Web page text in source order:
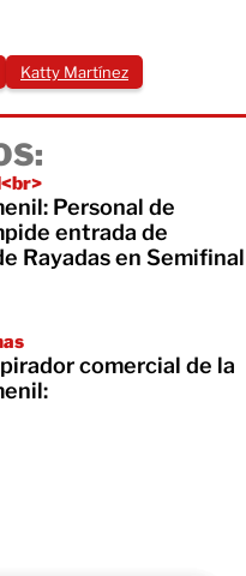
Katty Martínez
Personal de
entrada de
Rayadas en Semifinal
comercial de la